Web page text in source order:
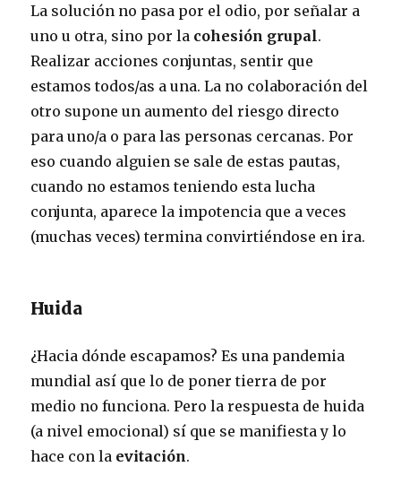
La solución no pasa por el odio, por señalar a
uno u otra, sino por la cohesión grupal.
Realizar acciones conjuntas, sentir que
estamos todos/as a una. La no colaboración del
otro supone un aumento del riesgo directo
para uno/a o para las personas cercanas. Por
eso cuando alguien se sale de estas pautas,
cuando no estamos teniendo esta lucha
conjunta, aparece la impotencia que a veces
(muchas veces) termina convirtiéndose en ira.
Huida
¿Hacia dónde escapamos? Es una pandemia
mundial así que lo de poner tierra de por
medio no funciona. Pero la respuesta de huida
(a nivel emocional) sí que se manifiesta y lo
hace con la evitación.